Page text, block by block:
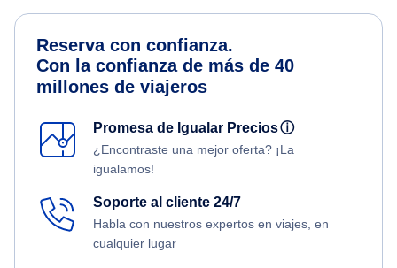
Reserva con confianza.
Con la confianza de más de 40
millones de viajeros
Promesa de Igualar Preciosⓘ
¿Encontraste una mejor oferta? ¡La
igualamos!
Soporte al cliente 24/7
Habla con nuestros expertos en viajes, en
cualquier lugar